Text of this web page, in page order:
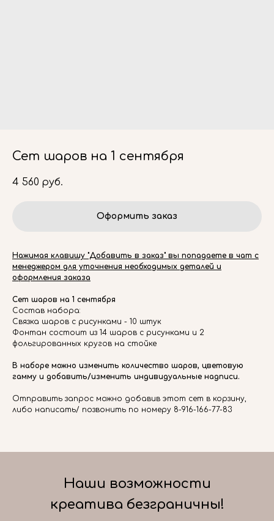
Сет шаров на 1 сентября
4 560 руб.
Оформить заказ
Нажимая клавишу "Добавить в заказ" вы попадаете в чат с
менеджером для уточнения необходимых деталей и
оформления заказа
Сет шаров на 1 сентября
Состав набора:
Связка шаров с рисунками - 10 штук
Фонтан состоит из 14 шаров с рисунками и 2
фольгированных кругов на стойке
В наборе можно изменить количество шаров, цветовую
гамму и добавить/изменить индивидуальные надписи.
Отправить запрос можно добавив этот сет в корзину,
либо написать/ позвонить по номеру 8-916-166-77-83
Наши возможности
креатива безграничны!